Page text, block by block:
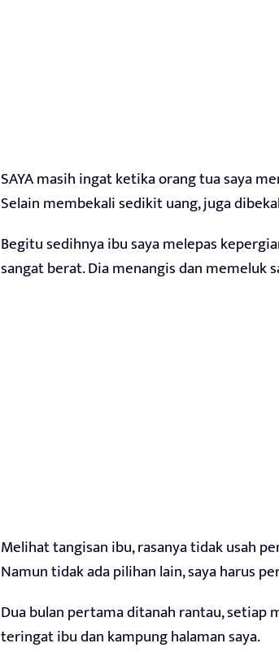
SAYA masih ingat ketika orang tua saya
Selain membekali sedikit uang, juga
Begitu sedihnya ibu saya melepas
sangat berat. Dia menangis dan memeluk
Melihat tangisan ibu, rasanya tidak usah
Namun tidak ada pilihan lain, saya harus
Dua bulan pertama ditanah rantau, setiap
teringat ibu dan kampung halaman saya.